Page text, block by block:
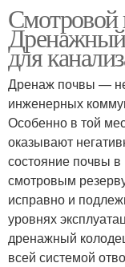
Бетонный
Дренажные
Люки для
Смотровой
Дренажный
для
Дренаж почвы —
инженерных
Особенно в той
оказывают
состояние почвы
смотровым
исправно и
уровнях
дренажный
всей системой